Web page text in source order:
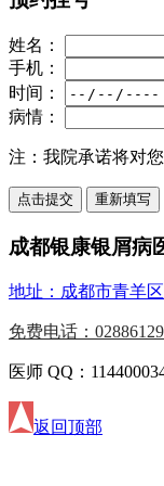
姓名：
手机：
时间：
病情：
注： 我院承诺将对
成都银康银屑病
地址：成都市青羊
免费电话：
医师 QQ：
返回顶部